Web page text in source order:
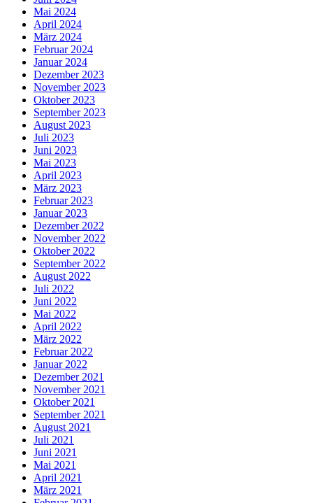
Mai 2024
April 2024
März 2024
Februar 2024
Januar 2024
Dezember 2023
November 2023
Oktober 2023
September 2023
August 2023
Juli 2023
Juni 2023
Mai 2023
April 2023
März 2023
Februar 2023
Januar 2023
Dezember 2022
November 2022
Oktober 2022
September 2022
August 2022
Juli 2022
Juni 2022
Mai 2022
April 2022
März 2022
Februar 2022
Januar 2022
Dezember 2021
November 2021
Oktober 2021
September 2021
August 2021
Juli 2021
Juni 2021
Mai 2021
April 2021
März 2021